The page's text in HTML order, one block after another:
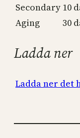
Secondary 10
Aging
30
Ladda ner
Ladda ner det